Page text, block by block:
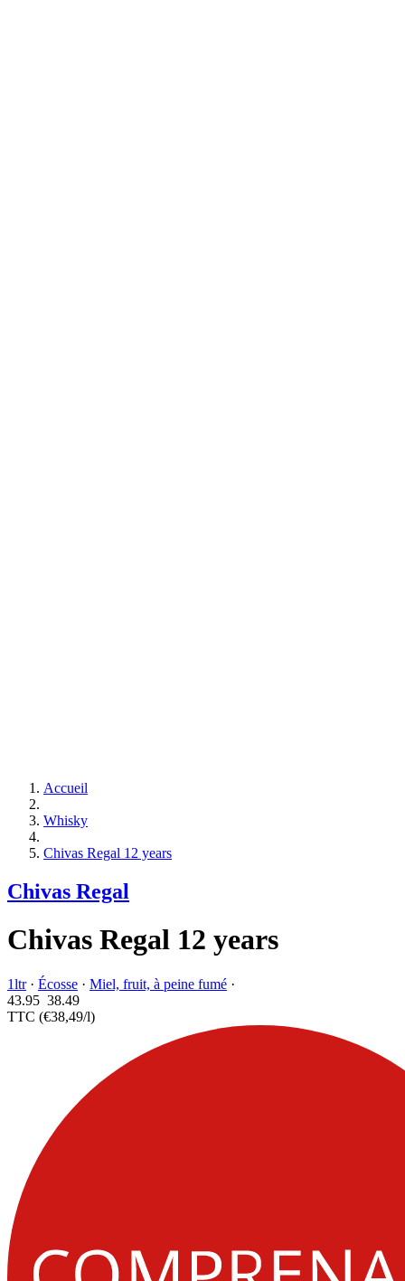
Accueil
Whisky
Chivas Regal 12 years
Chivas Regal
Chivas Regal 12 years
1ltr· Écosse · Miel, fruit, à peine fumé ·
43.95 38.49
TTC (€38,49/l)